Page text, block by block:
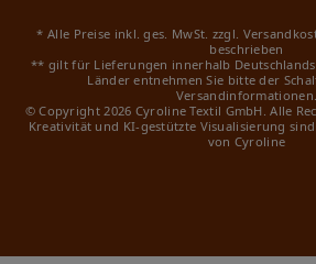
* Alle Preise inkl. ges. MwSt. zzgl.
beschrieben
** gilt für Lieferungen innerhalb
Länder entnehmen Sie bitte der
Versandinformationen.
© Copyright 2026 Cyroline Textil GmbH. Alle
Kreativität und KI-gestützte Visualisierung
von Cyroline